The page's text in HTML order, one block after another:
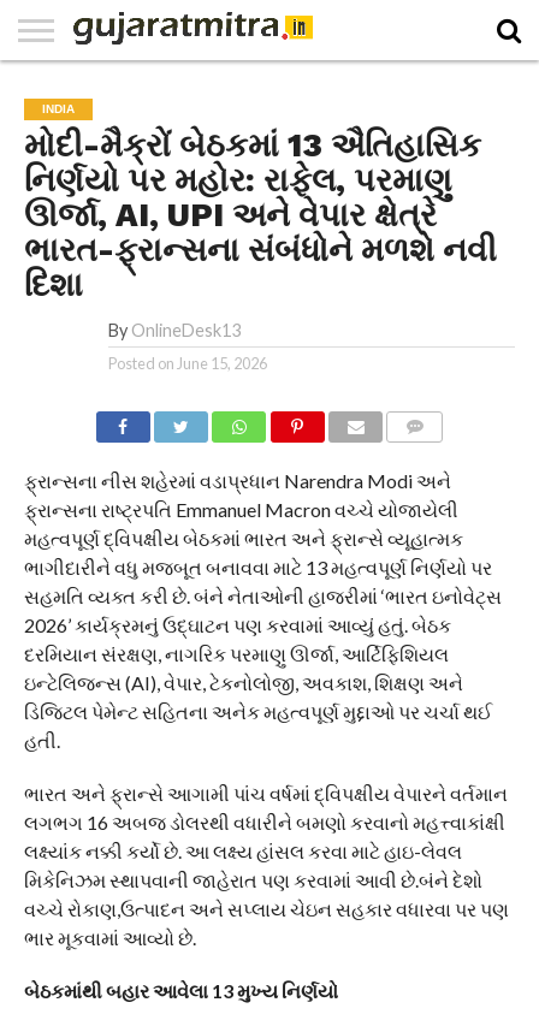
PAPER
NATIONAL
WORLD
BUSINESS
SPORTS
GUJARAT
OPINION
MORE
INDIA
મોદી-મૈક્રોં બેઠકમાં 13 ઐતિહાસિક
નિર્ણયો પર મહોર: રાફેલ, પરમાણુ
ઊર્જા, AI, UPI અને વેપાર ક્ષેત્રે
ભારત-ફ્રાન્સના સંબંધોને મળશે નવી
દિશા
By OnlineDesk13
Posted on June 15, 2026
ફ્રાન્સના નીસ શહેરમાં વડાપ્રધાન Narendra Modi અને
ફ્રાન્સના રાષ્ટ્રપતિ Emmanuel Macron વચ્ચે યોજાયેલી
મહત્વપૂર્ણ દ્વિપક્ષીય બેઠકમાં ભારત અને ફ્રાન્સે વ્યૂહાત્મક
ભાગીદારીને વધુ મજબૂત બનાવવા માટે 13 મહત્વપૂર્ણ નિર્ણયો પર
સહમતિ વ્યક્ત કરી છે. બંને નેતાઓની હાજરીમાં ‘ભારત ઇનોવેટ્સ
2026’ કાર્યક્રમનું ઉદ્ઘાટન પણ કરવામાં આવ્યું હતું. બેઠક
દરમિયાન સંરક્ષણ, નાગરિક પરમાણુ ઊર્જા, આર્ટિફિશિયલ
ઇન્ટેલિજન્સ (AI), વેપાર, ટેકનોલોજી, અવકાશ, શિક્ષણ અને
ડિજિટલ પેમેન્ટ સહિતના અનેક મહત્વપૂર્ણ મુદ્દાઓ પર ચર્ચા થઈ
હતી.
ભારત અને ફ્રાન્સે આગામી પાંચ વર્ષમાં દ્વિપક્ષીય વેપારને વર્તમાન
લગભગ 16 અબજ ડોલરથી વધારીને બમણો કરવાનો મહત્ત્વાકાંક્ષી
લક્ષ્યાંક નક્કી કર્યો છે. આ લક્ષ્ય હાંસલ કરવા માટે હાઇ-લેવલ
મિકેનિઝમ સ્થાપવાની જાહેરાત પણ કરવામાં આવી છે.બંને દેશો
વચ્ચે રોકાણ,ઉત્પાદન અને સપ્લાય ચેઇન સહકાર વધારવા પર પણ
ભાર મૂકવામાં આવ્યો છે.
બેઠકમાંથી બહાર આવેલા 13 મુખ્ય નિર્ણયો